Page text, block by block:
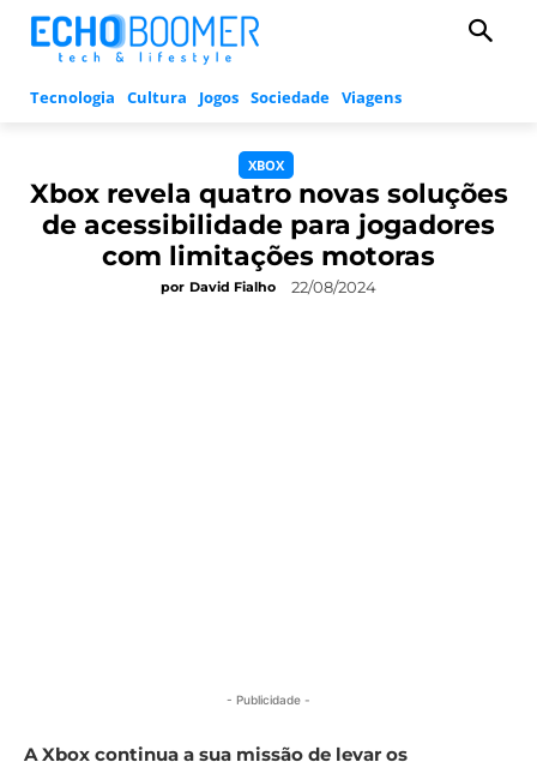
Tecnologia Cultura Jogos Sociedade Viagens
XBOX
Xbox revela quatro novas soluções
de acessibilidade para jogadores
com limitações motoras
por David Fialho 22/08/2024
- Publicidade -
A Xbox continua a sua missão de levar os